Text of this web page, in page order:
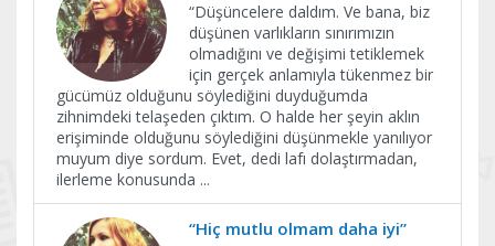
“Düşüncelere daldım. Ve bana, biz
düşünen varlıkların sınırımızın
olmadığını ve değişimi tetiklemek
için gerçek anlamıyla tükenmez bir
gücümüz olduğunu söylediğini duyduğumda
zihnimdeki telaşeden çıktım. O halde her şeyin aklın
erişiminde olduğunu söylediğini düşünmekle yanılıyor
muyum diye sordum. Evet, dedi lafı dolaştırmadan,
ilerleme konusunda ...
“Hiç mutlu olmam daha iyi”